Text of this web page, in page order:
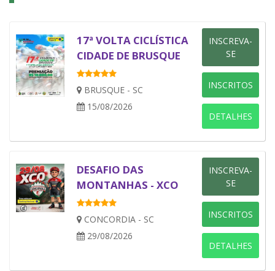
17ª VOLTA CICLÍSTICA
CIDADE DE BRUSQUE
BRUSQUE - SC
15/08/2026
INSCREVA-
SE
INSCRITOS
DETALHES
DESAFIO DAS
MONTANHAS - XCO
CONCORDIA - SC
29/08/2026
INSCREVA-
SE
INSCRITOS
DETALHES